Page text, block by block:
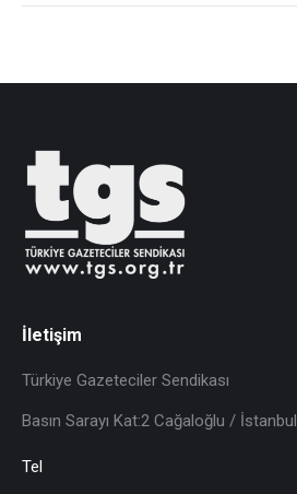
İletişim
Türkiye Gazeteciler Sendikası
Basın Sarayı Kat:2 Cağaloğlu / İstanbul
Tel